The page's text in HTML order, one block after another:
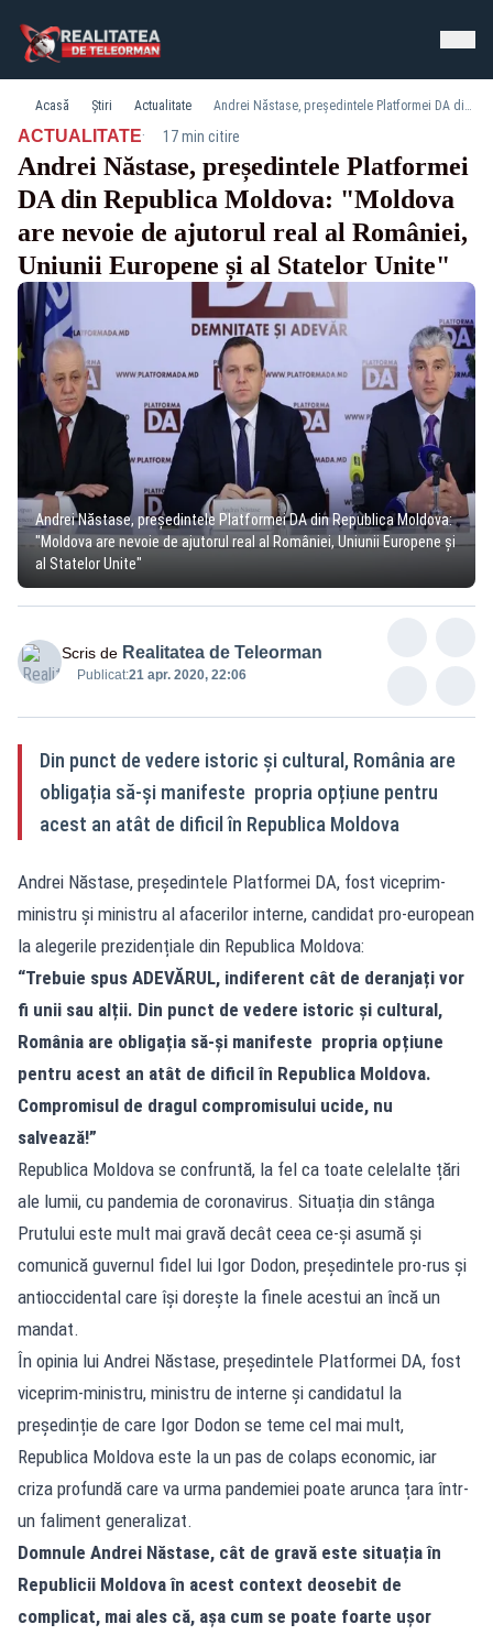
Acasă Știri Actualitate Andrei Năstase, președintele Platformei DA din Republica Moldova: "Moldova are nevoie de ajutorul real al României, Uniunii Europene și al Statelor Unite"
ACTUALITATE· 17 min citire
Andrei Năstase, președintele Platformei
DA din Republica Moldova: "Moldova
are nevoie de ajutorul real al României,
Uniunii Europene și al Statelor Unite"
Andrei Năstase, președintele Platformei DA din Republica Moldova:
"Moldova are nevoie de ajutorul real al României, Uniunii Europene și
al Statelor Unite"
Scris de Realitatea de Teleorman
Publicat:21 apr. 2020, 22:06
Din punct de vedere istoric și cultural, România are
obligația să-și manifeste propria opțiune pentru
acest an atât de dificil în Republica Moldova
Andrei Năstase, președintele Platformei DA, fost viceprim-
ministru și ministru al afacerilor interne, candidat pro-european
la alegerile prezidențiale din Republica Moldova:
“Trebuie spus ADEVĂRUL, indiferent cât de deranjați vor
fi unii sau alții. Din punct de vedere istoric și cultural,
România are obligația să-și manifeste propria opțiune
pentru acest an atât de dificil în Republica Moldova.
Compromisul de dragul compromisului ucide, nu
salvează!”
Republica Moldova se confruntă, la fel ca toate celelalte țări
ale lumii, cu pandemia de coronavirus. Situația din stânga
Prutului este mult mai gravă decât ceea ce-și asumă și
comunică guvernul fidel lui Igor Dodon, președintele pro-rus și
antioccidental care își dorește la finele acestui an încă un
mandat.
În opinia lui Andrei Năstase, președintele Platformei DA, fost
viceprim-ministru, ministru de interne și candidatul la
președinție de care Igor Dodon se teme cel mai mult,
Republica Moldova este la un pas de colaps economic, iar
criza profundă care va urma pandemiei poate arunca țara într-
un faliment generalizat.
Domnule Andrei Năstase, cât de gravă este situația în
Republicii Moldova în acest context deosebit de
complicat, mai ales că, așa cum se poate foarte ușor